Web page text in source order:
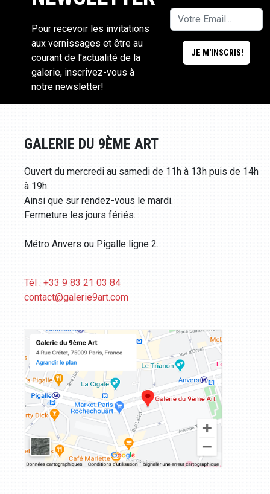
Pour recevoir les invitations
aux vernissages et être au
courant de l'actualité de la
galerie, inscrivez-vous à
notre newsletter!
GALERIE DU 9ÈME ART
Ouvert du mercredi au samedi de 11h à 13h puis de 14h
à 19h.
Ainsi que sur rendez-vous le mardi.
Fermeture les jours fériés.
Métro Anvers ou Pigalle ligne 2.
Tél : +33 9 83 21 03 84
contact@galerie9art.com